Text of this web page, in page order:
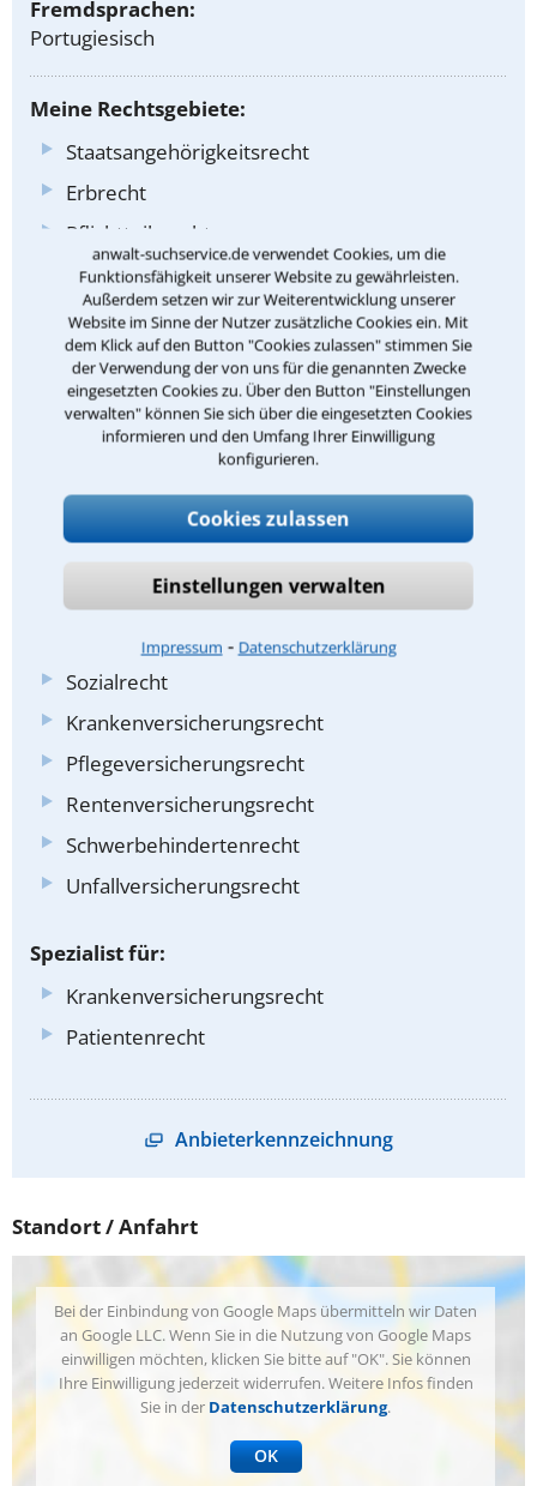
anwalt-suchservice.de verwendet Cookies, um die
Funktionsfähigkeit unserer Website zu gewährleisten.
Außerdem setzen wir zur Weiterentwicklung unserer
Website im Sinne der Nutzer zusätzliche Cookies ein. Mit
dem Klick auf den Button "Cookies zulassen" stimmen Sie
der Verwendung der von uns für die genannten Zwecke
eingesetzten Cookies zu. Über den Button "Einstellungen
verwalten" können Sie sich über die eingesetzten Cookies
informieren und den Umfang Ihrer Einwilligung
konfigurieren.
Cookies zulassen
Einstellungen verwalten
Impressum ⁃ Datenschutzerklärung
Fremdsprachen:
Portugiesisch
Meine Rechtsgebiete:
Staatsangehörigkeitsrecht
Erbrecht
Pflichtteilsrecht
Recht der Testamentsgestaltung
Recht der Testamentsvollstreckung
Familienrecht
Scheidungsrecht
Sorgerecht
Unterhaltsrecht
Mietrecht und Pachtrecht
Reiserecht
Arbeitsrecht
Sozialrecht
Krankenversicherungsrecht
Pflegeversicherungsrecht
Rentenversicherungsrecht
Schwerbehindertenrecht
Unfallversicherungsrecht
Spezialist für:
Krankenversicherungsrecht
Patientenrecht
Anbieterkennzeichnung
Standort / Anfahrt
Bei der Einbindung von Google Maps übermitteln wir Daten
an Google LLC. Wenn Sie in die Nutzung von Google Maps
einwilligen möchten, klicken Sie bitte auf "OK". Sie können
Ihre Einwilligung jederzeit widerrufen. Weitere Infos finden
Sie in der Datenschutzerklärung.
OK